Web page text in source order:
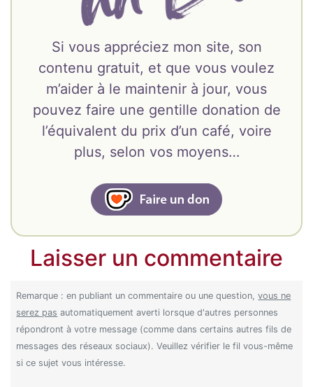
Si vous appréciez mon site, son
contenu gratuit, et que vous voulez
m’aider à le maintenir à jour, vous
pouvez faire une gentille donation de
l’équivalent du prix d’un café, voire
plus, selon vos moyens…
Laisser un commentaire
Remarque : en publiant un commentaire ou une question,vous ne
serez pas automatiquement averti lorsque d'autres personnes
répondront à votre message (comme dans certains autres fils de
messages des réseaux sociaux). Veuillez vérifier le fil vous-même
si ce sujet vous intéresse.